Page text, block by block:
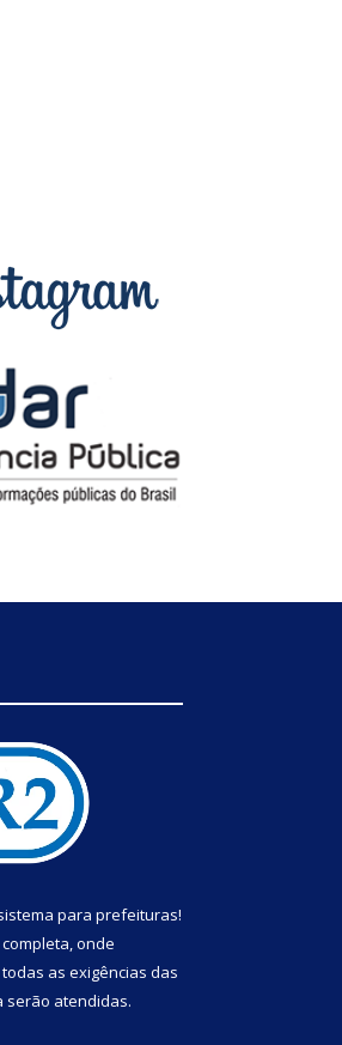
para prefeituras!
completa, onde
as exigências das
serão atendidas.